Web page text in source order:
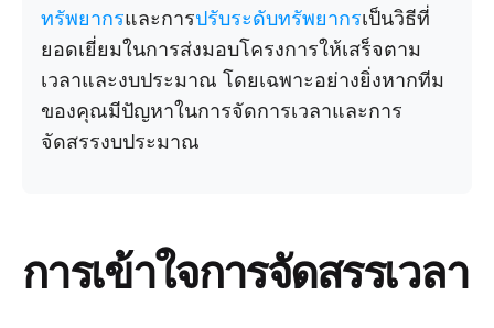
ทรัพยากรและการปรับระดับทรัพยากรเป็นวิธีที่
ยอดเยี่ยมในการส่งมอบโครงการให้เสร็จตาม
เวลาและงบประมาณ โดยเฉพาะอย่างยิ่งหากทีม
ของคุณมีปัญหาในการจัดการเวลาและการ
จัดสรรงบประมาณ
การเข้าใจการจัดสรรเวลา